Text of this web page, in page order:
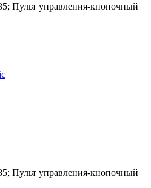
Пульт управления-кнопочный
Пульт управления-кнопочный